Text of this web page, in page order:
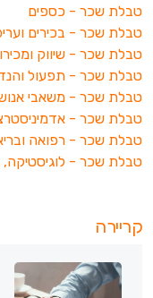
טבלת שכר - כספים
טבלת שכר - בכירים
טבלת שכר - שיווק
טבלת שכר - תפעול
טבלת שכר - משאבי
טבלת שכר -
טבלת שכר - רפואה
טבלת שכר - לוגיסטיקה,
קריירה